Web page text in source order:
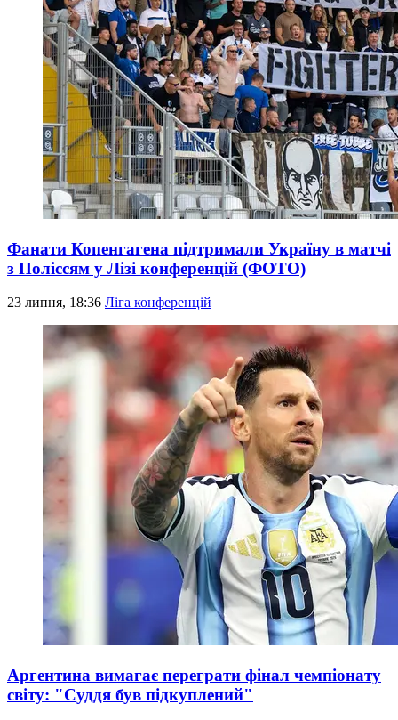
Фанати Копенгагена підтримали Україну в матчі
з Поліссям у Лізі конференцій (ФОТО)
23 липня, 18:36 Ліга конференцій
Аргентина вимагає переграти фінал чемпіонату
світу: "Суддя був підкуплений"